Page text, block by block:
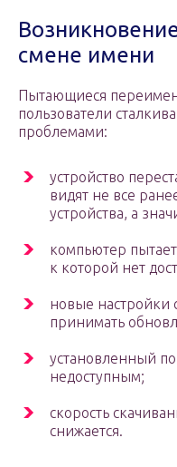
смене имени
Пытающиеся
пользователи
проблемами:
устройство
видят не все
устройства, а
компьютер
к которой нет
новые настройки
принимать
установленный
недоступным;
скорость
снижается.